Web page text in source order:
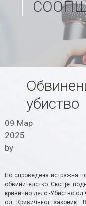
убиство
09 Мар
2025
by
По спроведена истражна
обвинителство Скопје
кривично дело -Убиство од
од Кривичниот законик.